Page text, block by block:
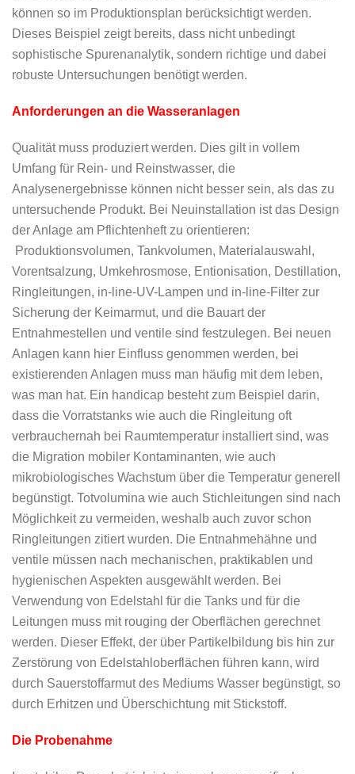
können so im Produktionsplan berücksichtigt werden.
Dieses Beispiel zeigt bereits, dass nicht unbedingt
sophistische Spurenanalytik, sondern richtige und dabei
robuste Untersuchungen benötigt werden.
Anforderungen an die Wasseranlagen
Qualität muss produziert werden. Dies gilt in vollem
Umfang für Rein- und Reinstwasser, die
Analysenergebnisse können nicht besser sein, als das zu
untersuchende Produkt. Bei Neuinstallation ist das Design
der Anlage am Pflichtenheft zu orientieren:
Produktionsvolumen, Tankvolumen, Materialauswahl,
Vorentsalzung, Umkehrosmose, Entionisation, Destillation,
Ringleitungen, in-line-UV-Lampen und in-line-Filter zur
Sicherung der Keimarmut, und die Bauart der
Entnahmestellen und ventile sind festzulegen. Bei neuen
Anlagen kann hier Einfluss genommen werden, bei
existierenden Anlagen muss man häufig mit dem leben,
was man hat. Ein handicap besteht zum Beispiel darin,
dass die Vorratstanks wie auch die Ringleitung oft
verbrauchernah bei Raumtemperatur installiert sind, was
die Migration mobiler Kontaminanten, wie auch
mikrobiologisches Wachstum über die Temperatur generell
begünstigt. Totvolumina wie auch Stichleitungen sind nach
Möglichkeit zu vermeiden, weshalb auch zuvor schon
Ringleitungen zitiert wurden. Die Entnahmehähne und
ventile müssen nach mechanischen, praktikablen und
hygienischen Aspekten ausgewählt werden. Bei
Verwendung von Edelstahl für die Tanks und für die
Leitungen muss mit rouging der Oberflächen gerechnet
werden. Dieser Effekt, der über Partikelbildung bis hin zur
Zerstörung von Edelstahloberflächen führen kann, wird
durch Sauerstoffarmut des Mediums Wasser begünstigt, so
durch Erhitzen und Überschichtung mit Stickstoff.
Die Probenahme